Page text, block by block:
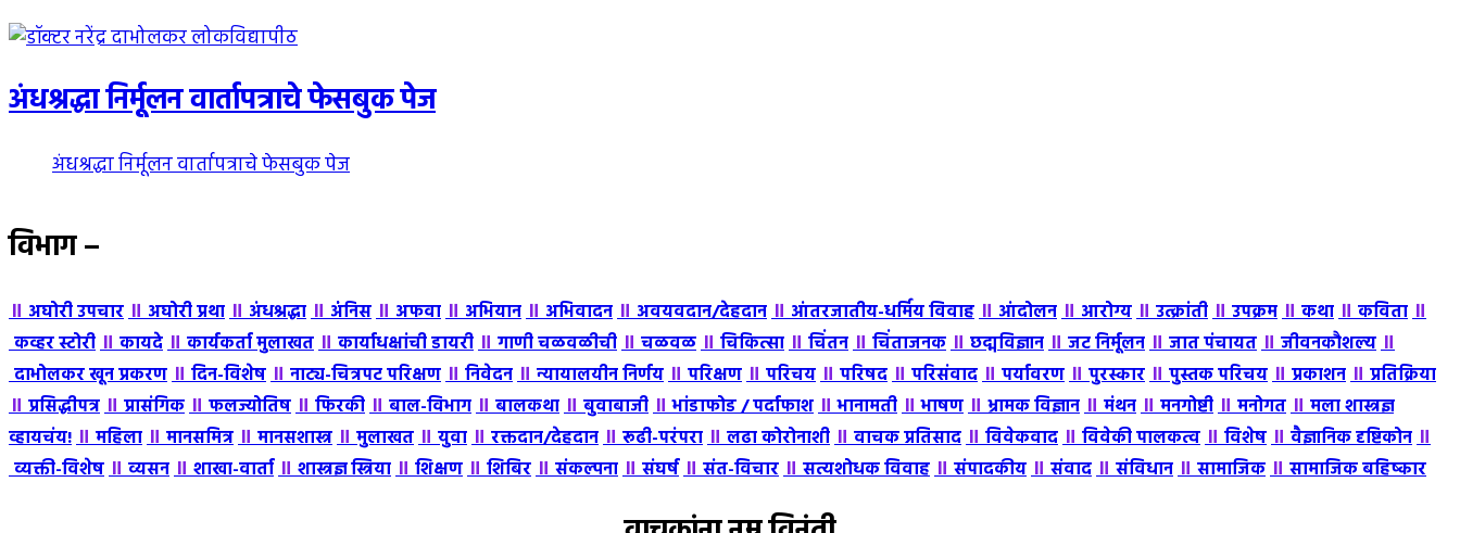
अंधश्रद्धा निर्मूलन वार्तापत्राचे फेसबुक पेज
अंधश्रद्धा निर्मूलन वार्तापत्राचे फेसबुक पेज
विभाग –
॥अघोरी उपचार॥अघोरी प्रथा॥अंधश्रद्धा॥अंंनिस॥अफवा॥अभियान॥अभिवादन॥अवयवदान/देहदान॥आंतरजातीय-धर्मिय विवाह॥आंदोलन॥आरोग्य॥उत्क्रांती॥उपक्रम॥कथा॥कविता॥
कव्हर स्टोरी॥कायदे॥कार्यकर्ता मुलाखत॥कार्याधक्षांची डायरी॥गाणी चळवळीची॥चळवळ॥चिकित्सा॥चिंतन॥चिंताजनक॥छद्मविज्ञान॥जट निर्मूलन॥जात पंचायत॥जीवनकौशल्य॥
दाभोलकर खून प्रकरण॥दिन-विशेष॥नाट्य-चित्रपट परिक्षण॥निवेदन॥न्यायालयीन निर्णय॥परिक्षण॥परिचय॥परिषद॥परिसंवाद॥पर्यावरण॥पुरस्कार॥पुस्तक परिचय॥प्रकाशन॥प्रतिक्रिया
॥प्रसिद्धीपत्र॥प्रासंगिक॥फलज्योतिष॥फिरकी॥बाल-विभाग॥बालकथा॥बुवाबाजी॥भांडाफोड / पर्दाफाश॥भानामती॥भाषण॥भ्रामक विज्ञान॥मंथन॥मनगोष्टी॥मनोगत॥मला शास्त्रज्ञ
व्हायचंय!॥महिला॥मानसमित्र॥मानसशास्त्र॥मुलाखत॥युवा॥रक्तदान/देहदान॥रूढी-परंपरा॥लढा कोरोनाशी॥वाचक प्रतिसाद॥विवेकवाद॥विवेकी पालकत्व॥विशेष॥वैज्ञानिक दृष्टिकोन॥
व्यक्ती-विशेष॥व्यसन॥शाखा-वार्ता॥शास्त्रज्ञ स्त्रिया॥शिक्षण॥शिबिर॥संकल्पना॥संघर्ष॥संत-विचार॥सत्यशोधक विवाह॥संपादकीय॥संवाद॥संविधान॥सामाजिक॥सामाजिक बहिष्कार